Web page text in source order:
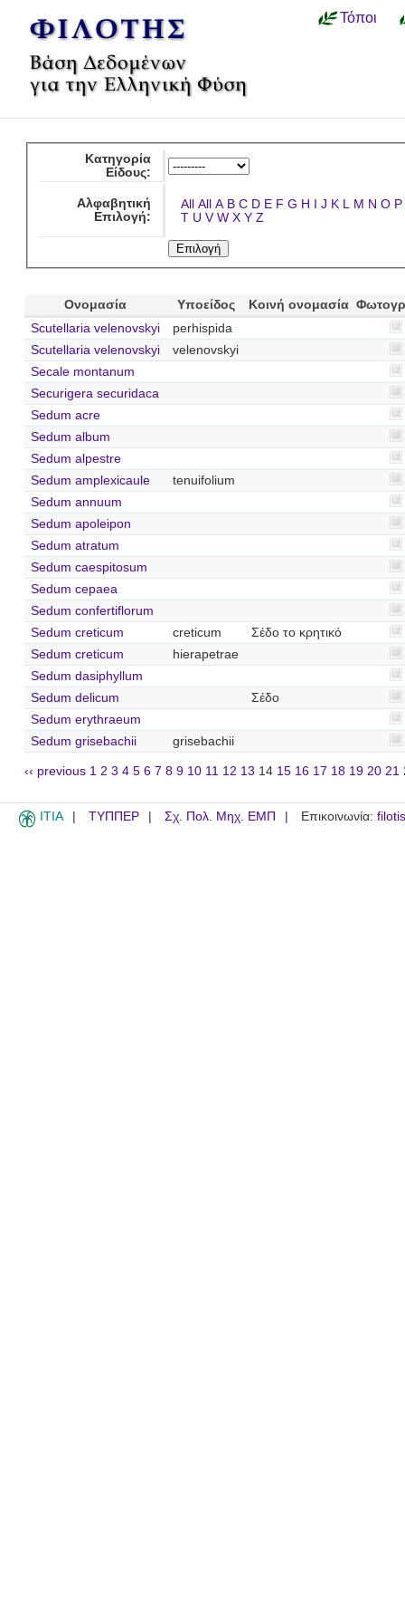
Τόποι
Κατηγορία
Είδους:
Αλφαβητική
Επιλογή:
All All A B C D E F G H I J K L M N O P
T U V W X Y Z
Ονομασία Υποείδος Κοινή ονομασία
Scutellaria velenovskyi
perhispida
Scutellaria velenovskyi
velenovskyi
Secale montanum
Securigera securidaca
Sedum acre
Sedum album
Sedum alpestre
Sedum amplexicaule
tenuifolium
Sedum annuum
Sedum apoleipon
Sedum atratum
Sedum caespitosum
Sedum cepaea
Sedum confertiflorum
Sedum creticum
creticum
Σέδο το κρητικό
Sedum creticum
hierapetrae
Sedum dasiphyllum
Sedum delicum
Σέδο
Sedum erythraeum
Sedum grisebachii
grisebachii
‹‹ previous 1 2 3 4 5 6 7 8 9 10 11 12 13 14 15 16 17 18 19 20 21
ITIA ΤΥΠΠΕΡ Σχ. Πολ. Μηχ. ΕΜΠ Επικοινωνία: